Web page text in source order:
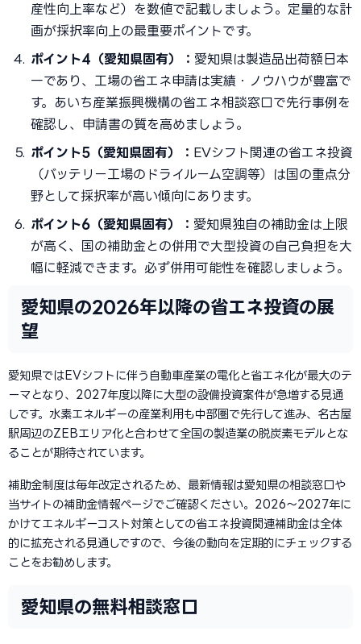
産性向上率など）を数値で記載しましょう。定量的な計
画が採択率向上の最重要ポイントです。
ポイント4（愛知県固有）： 愛知県は製造品出荷額日本
一であり、工場の省エネ申請は実績・ノウハウが豊富で
す。あいち産業振興機構の省エネ相談窓口で先行事例を
確認し、申請書の質を高めましょう。
ポイント5（愛知県固有）： EVシフト関連の省エネ投資
（バッテリー工場のドライルーム空調等）は国の重点分
野として採択率が高い傾向にあります。
ポイント6（愛知県固有）： 愛知県独自の補助金は上限
が高く、国の補助金との併用で大型投資の自己負担を大
幅に軽減できます。必ず併用可能性を確認しましょう。
愛知県の2026年以降の省エネ投資の展
望
愛知県ではEVシフトに伴う自動車産業の電化と省エネ化が最大のテ
ーマとなり、2027年度以降に大型の設備投資案件が急増する見通
しです。水素エネルギーの産業利用も中部圏で先行して進み、名古屋
駅周辺のZEBエリア化と合わせて全国の製造業の脱炭素モデルとな
ることが期待されています。
補助金制度は毎年改定されるため、最新情報は愛知県の相談窓口や
当サイトの補助金情報ページでご確認ください。2026〜2027年に
かけてエネルギーコスト対策としての省エネ投資関連補助金は全体
的に拡充される見通しですので、今後の動向を定期的にチェックする
ことをお勧めします。
愛知県の無料相談窓口